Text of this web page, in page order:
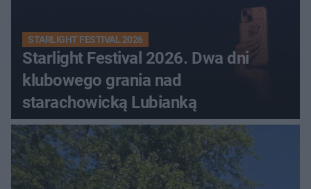
STARLIGHT FESTIVAL 2026
Starlight Festival 2026. Dwa dni
klubowego grania nad
starachowicką Lubianką